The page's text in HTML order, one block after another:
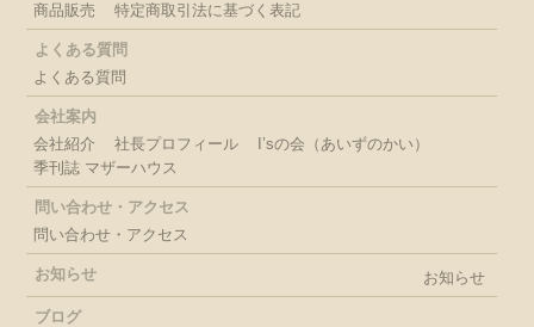
商品販売
特定商取引法に基づく表記
よくある質問
よくある質問
会社案内
会社紹介
社長プロフィール
I’sの会（あいずのかい）
季刊誌 マザーハウス
問い合わせ・アクセス
問い合わせ・アクセス
お知らせ お知らせ
ブログ